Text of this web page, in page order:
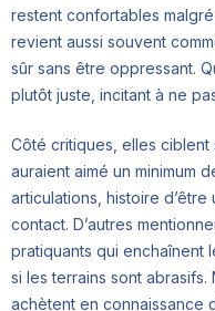
restent confortables
revient aussi souvent
sûr sans être oppressant.
plutôt juste, incitant à ne
Côté critiques, elles ciblent
auraient aimé un minimum
articulations, histoire
contact. D’autres
pratiquants qui enchaînent
si les terrains sont
achètent en connaissance